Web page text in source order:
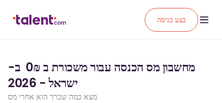
בצע כניסה
מחשבון מס הכנסה עבור משכורת ב ₪‏0 ‏ ב-
ישראל - 2026
מצא כמה שכרך הוא אחרי מס